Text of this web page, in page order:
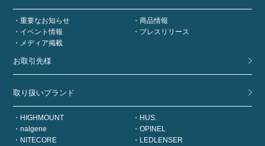
重要なお知らせ
商品情報
イベント情報
プレスリリース
メディア掲載
お取引先様
取り扱いブランド
HIGHMOUNT
HUS.
nalgene
OPINEL
NITECORE
LEDLENSER